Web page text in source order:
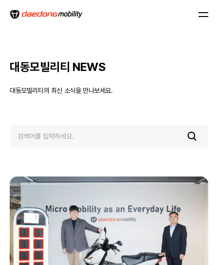
대동모빌리티 NEWS
대동모빌리티의 최신 소식을 만나보세요.